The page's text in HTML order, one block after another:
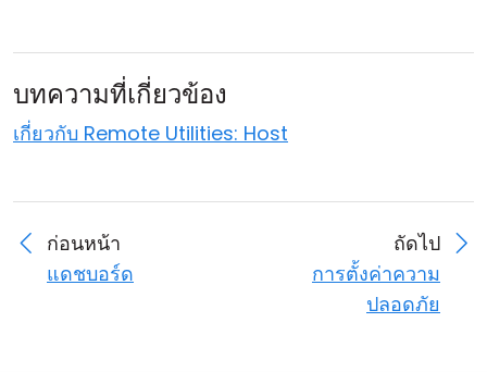
บทความที่เกี่ยวข้อง
เกี่ยวกับ Remote Utilities: Host
ก่อนหน้า
แดชบอร์ด
ถัดไป
การตั้งค่าความ
ปลอดภัย